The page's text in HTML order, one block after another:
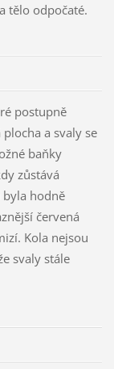
tělo odpočaté.
postupně
a svaly se
baňky
zůstává
byla hodně
červená
Kola nejsou
svaly stále